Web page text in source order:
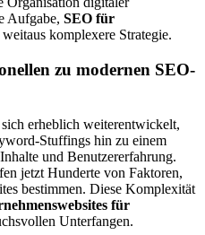
Aufgabe, SEO für
weitaus komplexere Strategie.
zu modernen SEO-
erheblich weiterentwickelt,
Stuffings hin zu einem
und Benutzererfahrung.
jetzt Hunderte von Faktoren,
bestimmen. Diese Komplexität
für
Unterfangen.